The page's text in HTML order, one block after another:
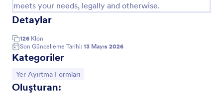
meets your needs, legally and otherwise.
Detaylar
126 Klon
Son Güncelleme Tarihi: 13 Mayıs 2026
Kategoriler
Kategoriye git:
Yer Ayırtma Formları
Oluşturan: